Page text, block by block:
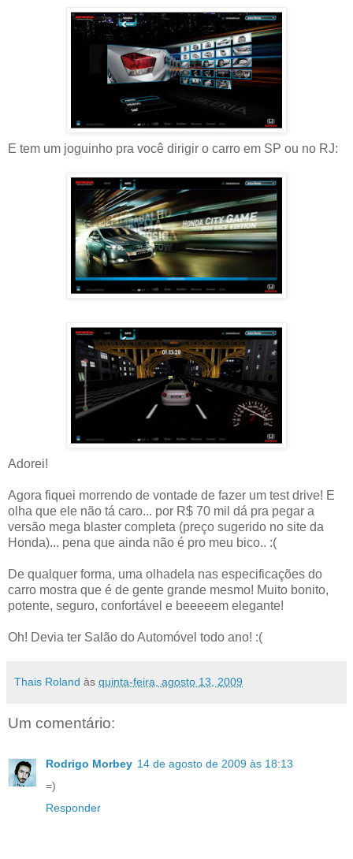
E tem um joguinho pra você dirigir o carro em SP ou no RJ:
Adorei!
Agora fiquei morrendo de vontade de fazer um test drive! E
olha que ele não tá caro... por R$ 70 mil dá pra pegar a
versão mega blaster completa (preço sugerido no site da
Honda)... pena que ainda não é pro meu bico.. :(
De qualquer forma, uma olhadela nas especificações do
carro mostra que é de gente grande mesmo! Muito bonito,
potente, seguro, confortável e beeeeem elegante!
Oh! Devia ter Salão do Automóvel todo ano! :(
Thais Roland às quinta-feira, agosto 13, 2009
Um comentário:
Rodrigo Morbey 14 de agosto de 2009 às 18:13
=)
Responder